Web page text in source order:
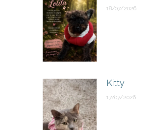
18/07/2026
Kitty
17/07/2026